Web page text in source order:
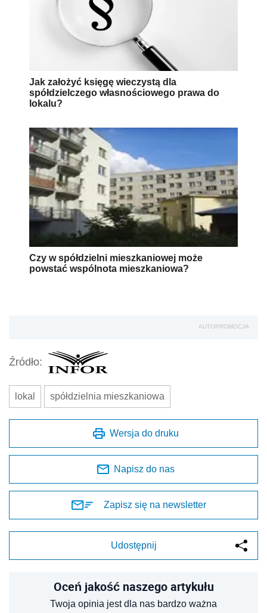
Jak założyć księgę wieczystą dla
spółdzielczego własnościowego prawa do
lokalu?
Czy w spółdzielni mieszkaniowej może
powstać wspólnota mieszkaniowa?
AUTOPROMOCJA
Źródło:
lokal spółdzielnia mieszkaniowa
Wersja do druku
Napisz do nas
Zapisz się na newsletter
Udostępnij
Oceń jakość naszego artykułu
Twoja opinia jest dla nas bardzo ważna